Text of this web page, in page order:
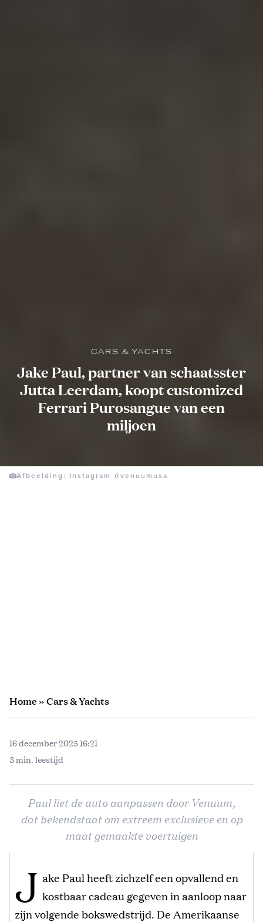
CARS & YACHTS
Jake Paul, partner van schaatsster
Jutta Leerdam, koopt customized
Ferrari Purosangue van een
miljoen
Afbeelding: Instagram @venuumusa
Home»Cars & Yachts
16 december 2025 16:21
3 min. leestijd
Paul liet de auto aanpassen door Venuum,
dat bekendstaat om extreem exclusieve en op
maat gemaakte voertuigen
J ake Paul heeft zichzelf een opvallend en
kostbaar cadeau gegeven in aanloop naar
zijn volgende bokswedstrijd. De Amerikaanse